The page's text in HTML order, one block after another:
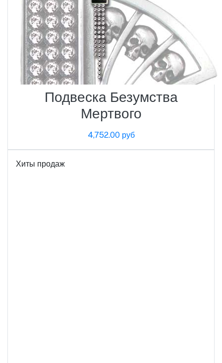
Подвеска Безумства
Мертвого
4,752.00 руб
Хиты продаж